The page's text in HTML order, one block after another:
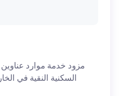
مزود خدمة موارد